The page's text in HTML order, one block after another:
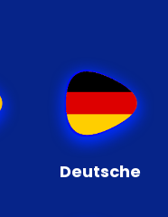
Deutsche